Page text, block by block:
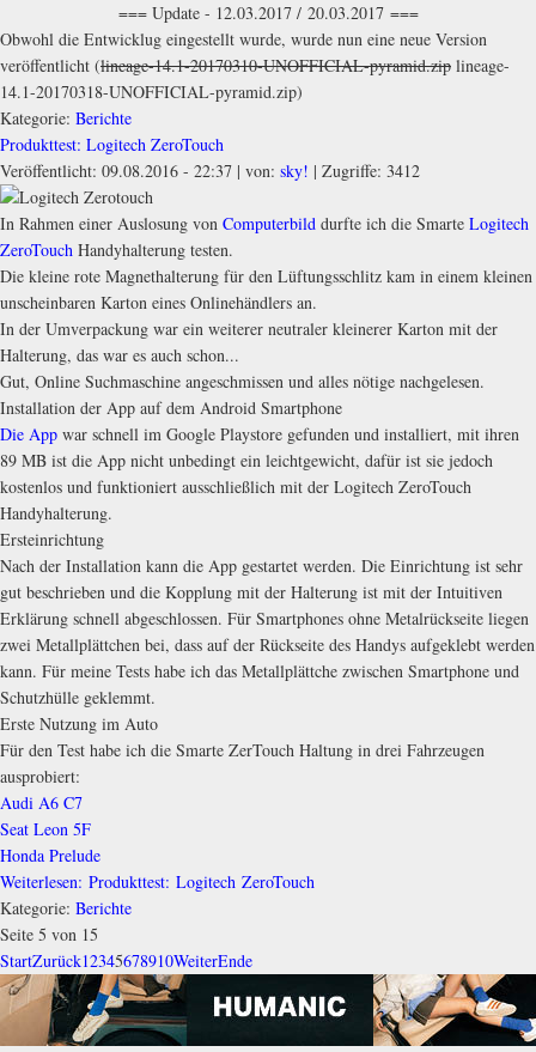
=== Update - 12.03.2017 / 20.03.2017 ===
Obwohl die Entwicklug eingestellt wurde, wurde nun eine neue Version
veröffentlicht (lineage-14.1-20170310-UNOFFICIAL-pyramid.zip lineage-
14.1-20170318-UNOFFICIAL-pyramid.zip)
Kategorie: Berichte
Produkttest: Logitech ZeroTouch
Veröffentlicht: 09.08.2016 - 22:37 | von: sky! | Zugriffe: 3412
In Rahmen einer Auslosung von Computerbild durfte ich die Smarte Logitech
ZeroTouch Handyhalterung testen.
Die kleine rote Magnethalterung für den Lüftungsschlitz kam in einem kleinen
unscheinbaren Karton eines Onlinehändlers an.
In der Umverpackung war ein weiterer neutraler kleinerer Karton mit der
Halterung, das war es auch schon...
Gut, Online Suchmaschine angeschmissen und alles nötige nachgelesen.
Installation der App auf dem Android Smartphone
Die App war schnell im Google Playstore gefunden und installiert, mit ihren
89 MB ist die App nicht unbedingt ein leichtgewicht, dafür ist sie jedoch
kostenlos und funktioniert ausschließlich mit der Logitech ZeroTouch
Handyhalterung.
Ersteinrichtung
Nach der Installation kann die App gestartet werden. Die Einrichtung ist sehr
gut beschrieben und die Kopplung mit der Halterung ist mit der Intuitiven
Erklärung schnell abgeschlossen. Für Smartphones ohne Metalrückseite liegen
zwei Metallplättchen bei, dass auf der Rückseite des Handys aufgeklebt werden
kann. Für meine Tests habe ich das Metallplättche zwischen Smartphone und
Schutzhülle geklemmt.
Erste Nutzung im Auto
Für den Test habe ich die Smarte ZerTouch Haltung in drei Fahrzeugen
ausprobiert:
Audi A6 C7
Seat Leon 5F
Honda Prelude
Weiterlesen: Produkttest: Logitech ZeroTouch
Kategorie: Berichte
Seite 5 von 15
StartZurück12345678910WeiterEnde